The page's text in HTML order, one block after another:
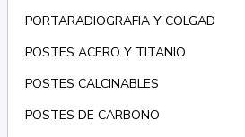
PORTARADIOGRAFIA Y COLGAD
POSTES ACERO Y TITANIO
POSTES CALCINABLES
POSTES DE CARBONO